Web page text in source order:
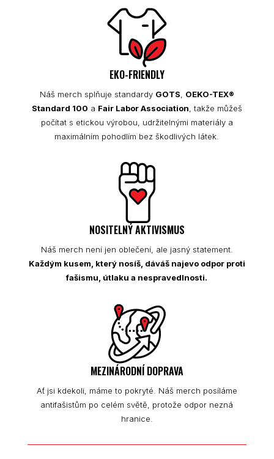
EKO-FRIENDLY
Náš merch splňuje standardy GOTS, OEKO-TEX®
Standard 100 a Fair Labor Association, takže můžeš
počítat s etickou výrobou, udržitelnými materiály a
maximálním pohodlím bez škodlivých látek.
NOSITELNÝ AKTIVISMUS
Náš merch není jen oblečení, ale jasný statement.
Každým kusem, který nosíš, dáváš najevo odpor proti
fašismu, útlaku a nespravedlnosti.
MEZINÁRODNÍ DOPRAVA
Ať jsi kdekoli, máme to pokryté. Náš merch posíláme
antifašistům po celém světě, protože odpor nezná
hranice.